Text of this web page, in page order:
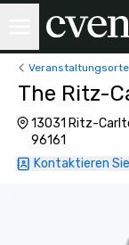
Veranstaltungsorte
The Ritz-
13031 Ritz-
96161
Kontaktieren